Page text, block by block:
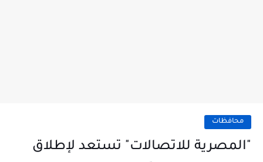
محافظات
"المصرية للاتصالات" تستعد لإطلاق